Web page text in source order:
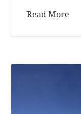
Read More